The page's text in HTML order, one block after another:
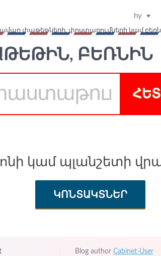
hy
փաթեթների, փոստառումների կամ
ԲԵՌՆԻՆ
կամ պլանշետի
ԿՈՆՏԱԿՏՆԵՐ
Blog author Cabinet-User